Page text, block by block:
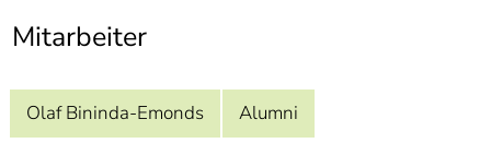
Mitarbeiter
Olaf Bininda-Emonds Alumni